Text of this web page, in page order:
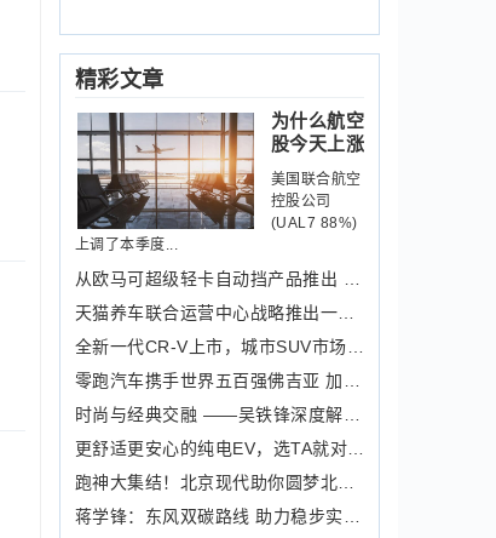
精彩文章
为什么航空
股今天上涨
美国联合航空
控股公司
(UAL7 88%)
上调了本季度...